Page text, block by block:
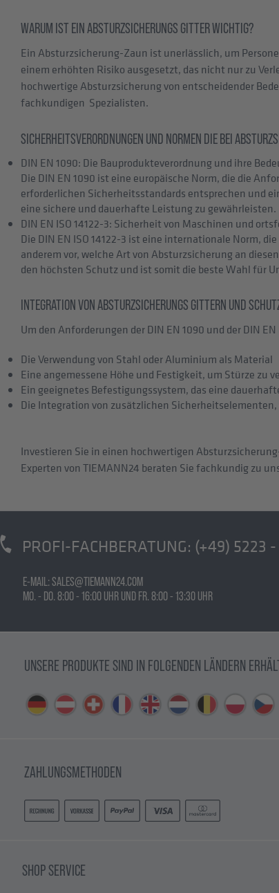
WARUM IST EIN ABSTURZSICHERUNGS GITTER WICHTIG?
Ein Absturzsicherung-Zaun ist unerlässlich, um
einem erhöhten Risiko ausgesetzt, das nicht nur zu
hochwertige Absturzsicherung von entscheidender
fachkundigen Spezialisten.
SICHERHEITSVERORDNUNGEN UND NORMEN DIE BEI
DIN EN 1090: Die Bauprodukteverordnung und ihre
Die DIN EN 1090 ist eine europäische Norm, die die
erforderlichen Sicherheitsstandards entsprechen und
eine sichere und dauerhafte Leistung zu gewährleisten.
DIN EN ISO 14122-3: Sicherheit von Maschinen und
Die DIN EN ISO 14122-3 ist eine internationale Norm,
anderem vor, welche Art von Absturzsicherung an
den höchsten Schutz und ist somit die beste Wahl für
INTEGRATION VON ABSTURZSICHERUNGS GITTERN UND
Um den Anforderungen der DIN EN 1090 und der DIN
Die Verwendung von Stahl oder Aluminium als Material
Eine angemessene Höhe und Festigkeit, um Stürze zu
Ein geeignetes Befestigungssystem, das eine
Die Integration von zusätzlichen
Investieren Sie in einen hochwertigen
Experten von TIEMANN24 beraten Sie fachkundig zu
PROFI-FACHBERATUNG: (+49) 5223
E-MAIL: SALES@TIEMANN24.COM
MO. - DO. 8:00 - 16:00 UHR UND FR. 8:00 - 13:30 UHR
UNSERE PRODUKTE SIND IN FOLGENDEN LÄNDERN
ZAHLUNGSMETHODEN
SHOP SERVICE